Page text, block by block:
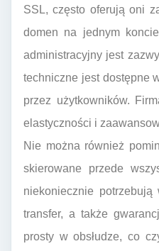
SSL, często oferują oni
domen na jednym
administracyjny jest
techniczne jest dostępne
przez użytkowników.
elastyczności i
Nie można również
skierowane przede
niekoniecznie
transfer, a także
prosty w obsłudze, co